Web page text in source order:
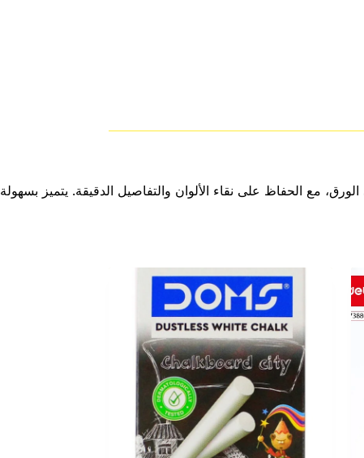
الورق، مع الحفاظ على نقاء الألوان والتفاصيل الدقيقة. يتميز بسهولة